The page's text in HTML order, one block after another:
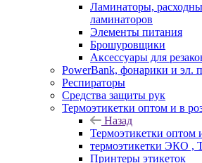
Ламинаторы,
ламинаторов
Элементы питания
Брошуровщики
Аксессуары для
PowerBank, фонарики и эл.
Респираторы
Средства защиты рук
Термоэтикетки оптом и в
Назад
Термоэтикетки оптом
термоэтикетки ЭКО ,
Принтеры этикеток